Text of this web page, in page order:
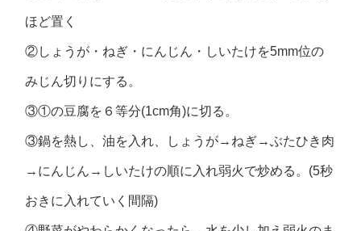
ほど置く
②しょうが・ねぎ・にんじん・しいたけを5mm位の
みじん切りにする。
③①の豆腐を６等分(1cm角)に切る。
③鍋を熱し、油を入れ、しょうが→ねぎ→ぶたひき肉
→にんじん→しいたけの順に入れ弱火で炒める。(5秒
おきに入れていく間隔)